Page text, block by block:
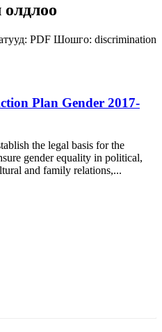
олдлоо
PDF Шошго: discrimination
Plan Gender 2017-
the legal basis for the
gender equality in political,
and family relations,...